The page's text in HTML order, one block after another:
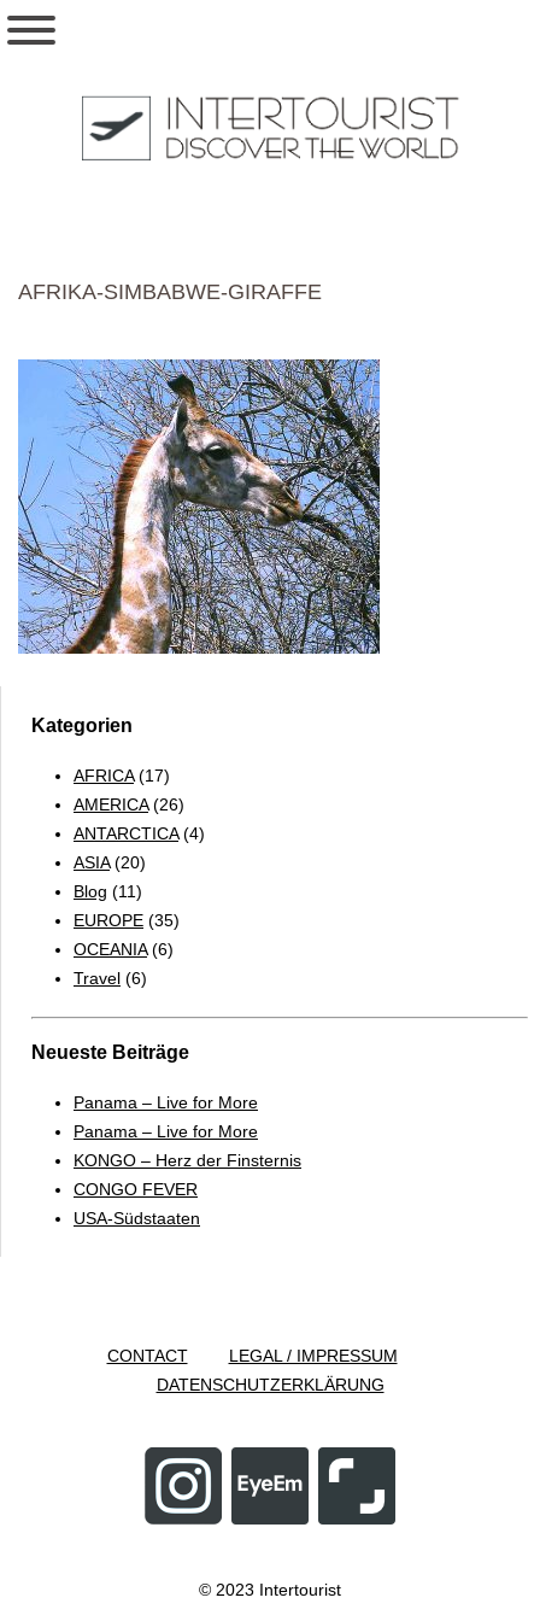
AFRIKA-SIMBABWE-GIRAFFE
Kategorien
AFRICA(17)
AMERICA(26)
ANTARCTICA(4)
ASIA(20)
Blog (11)
EUROPE (35)
OCEANIA(6)
Travel (6)
Neueste Beiträge
Panama – Live for More
Panama – Live for More
KONGO – Herz der Finsternis
CONGO FEVER
USA-Südstaaten
CONTACT
LEGAL / IMPRESSUM
DATENSCHUTZERKLÄRUNG
© 2023 Intertourist